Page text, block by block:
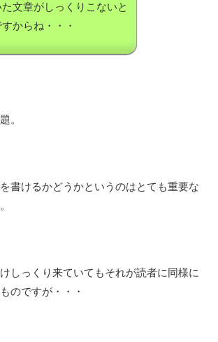
文章がしっくりこないと
からね・・・
。
書けるかどうかというのはとても重要な
しっくり来ていてもそれが読者に同様に
のですが・・・